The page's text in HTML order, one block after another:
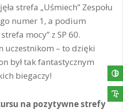
strefa „Uśmiech” Zespołu
numer 1, a podium
mocy” z SP 60.
uczestnikom – to dzięki
był tak fantastycznym
biegaczy!
na pozytywne strefy